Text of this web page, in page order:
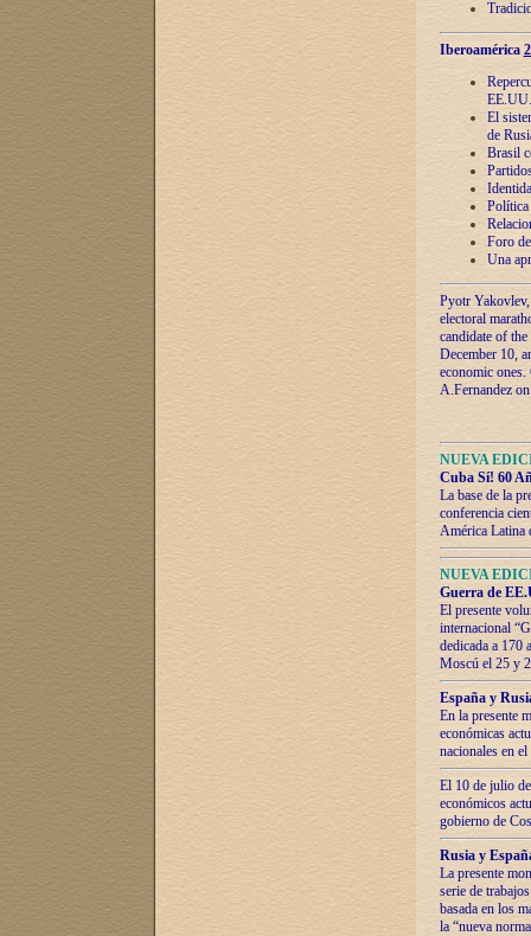
Iberoamérica
EE.UU.
El
de
Brasil
Política
Foro
Una
Pyotr
electoral
candidate of
December 10,
economic
A.Fernandez
NUEVA
Cuba Sí! 60
La base de la
conferencia
América Latina
NUEVA
Guerra de
El presente
internacional
dedicada a 170
Moscú el 25 y
España y
En la presente
económicas
nacionales en
El 10 de julio
económicos
gobierno de
Rusia y
La presente
serie de
basada en los
la “nueva